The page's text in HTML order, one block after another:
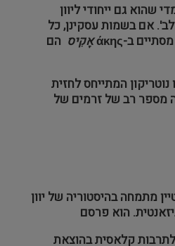
אם בשמות עסקינן, כל
ב-άκηςאָקִיס הם
נוטריקון המתייחס לחזית
מספר רב של זרמים של
מתמחה בהיסטוריה של יוון
הוא פרסם
קלאסית בהוצאת